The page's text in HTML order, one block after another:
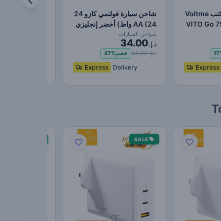
شاحن سطح المكتب Voltme
VITO Go
شاحن سيارة فولتمي كازو 24
AA (24 واط) أخضر إنجليزي
شواحن السيارات
د.إ.34.00
د.إ. 64.00 خصم47%
SALE